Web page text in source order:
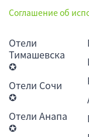
Соглашение об
Отели
Тимашевска
✪
Отели Сочи
✪
Отели Анапа
✪